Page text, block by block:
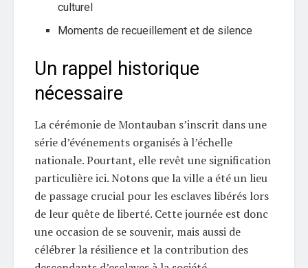
culturel
Moments de recueillement et de silence
Un rappel historique
nécessaire
La cérémonie de Montauban s’inscrit dans une
série d’événements organisés à l’échelle
nationale. Pourtant, elle revêt une signification
particulière ici. Notons que la ville a été un lieu
de passage crucial pour les esclaves libérés lors
de leur quête de liberté. Cette journée est donc
une occasion de se souvenir, mais aussi de
célébrer la résilience et la contribution des